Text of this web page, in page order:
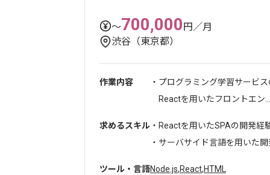
〜700,000円／月
渋谷（東京都）
作業内容
・プログラミング学習サービ
Reactを用いたフロントエン...
求めるスキル ・Reactを用いたSPAの開発経
・サーバサイド言語を用いた
ツール・言語Node.js,React,HTML